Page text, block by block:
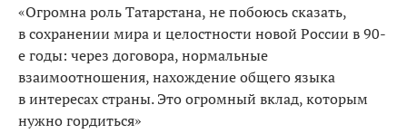
«Огромна роль Татарстана, не побоюсь сказать,
в сохранении мира и целостности новой России в 90-
е годы: через договора, нормальные
взаимоотношения, нахождение общего языка
в интересах страны. Это огромный вклад, которым
нужно гордиться»